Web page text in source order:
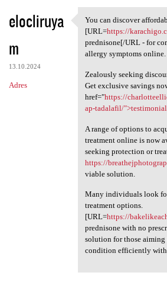
elocliruya
m
13.10.2024
Adres
You can discover
You can discover
[URL=https://
prednisone[/URL - for
allergy symptoms online.
Zealously seeking
Get exclusive savings
href="https://
ap-tadalafil/
A range of options to
treatment online is now
seeking protection or
https://
viable solution.
Many individuals look
treatment options.
[URL=https://
prednisone with no
solution for those aiming
condition efficiently